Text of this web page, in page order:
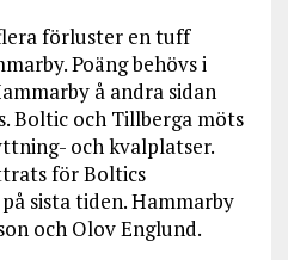
förluster en tuff
Poäng behövs i
å andra sidan
Boltic och Tillberga möts
och kvalplatser.
för Boltics
sista tiden. Hammarby
och Olov Englund.